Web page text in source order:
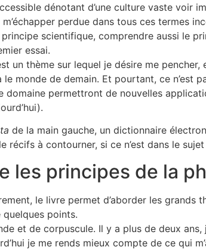
dénotant d’une culture vaste voir
perdue dans tous ces termes
scientifique, comprendre aussi le
essai.
un thème sur lequel je désire me
monde de demain. Et pourtant, ce n’est
domaine permettront de nouvelles
de la main gauche, un dictionnaire
à contourner, si ce n’est dans le
les principes de la
le livre permet d’aborder les grands
points.
et de corpuscule. Il y a plus de deux
je me rends mieux compte de ce qui